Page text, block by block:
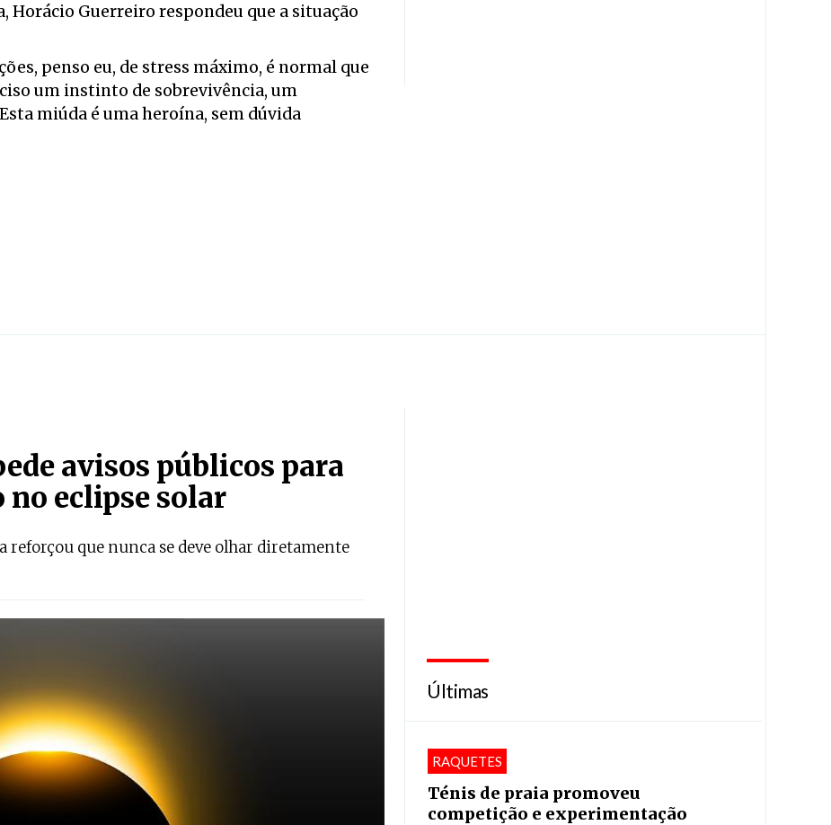
Horácio Guerreiro respondeu que a situação
penso eu, de stress máximo, é normal que
um instinto de sobrevivência, um
miúda é uma heroína, sem dúvida
avisos públicos para
no eclipse solar
reforçou que nunca se deve olhar diretamente
Últimas
RAQUETES
Ténis de praia promoveu
competição e experimentação